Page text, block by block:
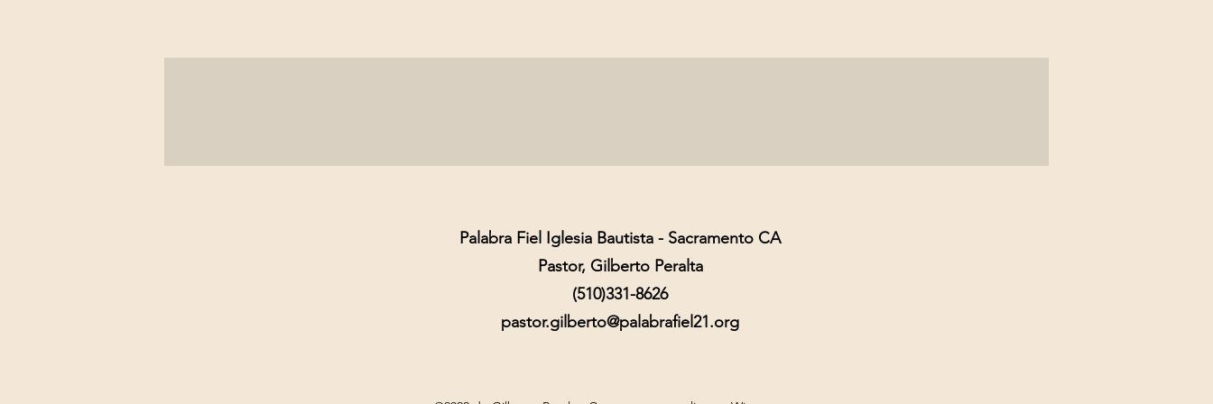
Palabra Fiel Iglesia Bautista - Sacramento CA
Pastor, Gilberto Peralta
(510)331-8626
pastor.gilberto@palabrafiel21.org